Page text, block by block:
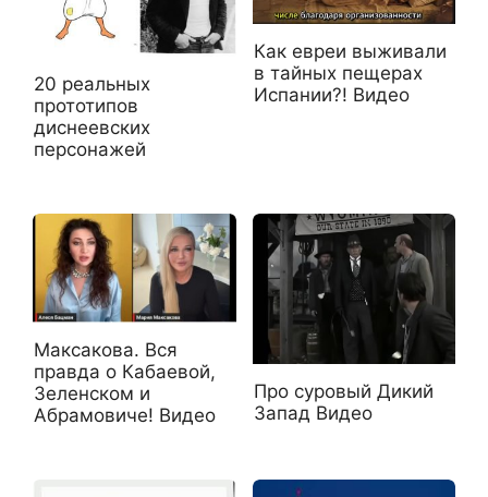
20 реальных
прототипов
диснеевских
персонажей
Как евреи выживали
в тайных пещерах
Испании?! Видео
Максакова. Вся
правда о Кабаевой,
Зеленском и
Абрамовиче! Видео
Про суровый Дикий
Запад Видео